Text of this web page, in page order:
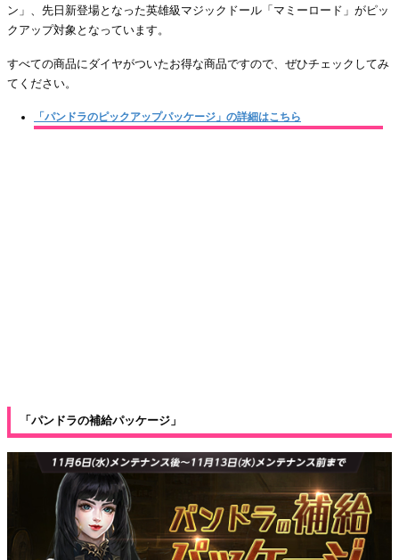
ン」、先日新登場となった英雄級マジックドール「マミーロード」がピッ
クアップ対象となっています。
すべての商品にダイヤがついたお得な商品ですので、ぜひチェックしてみ
てください。
「パンドラのピックアップパッケージ」の詳細はこちら
「パンドラの補給パッケージ」